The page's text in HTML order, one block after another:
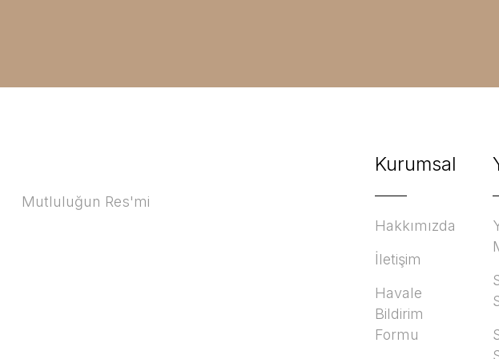
Mutluluğun Res'mi
Kurumsal
Hakkımızda
İletişim
Havale
Bildirim
Formu